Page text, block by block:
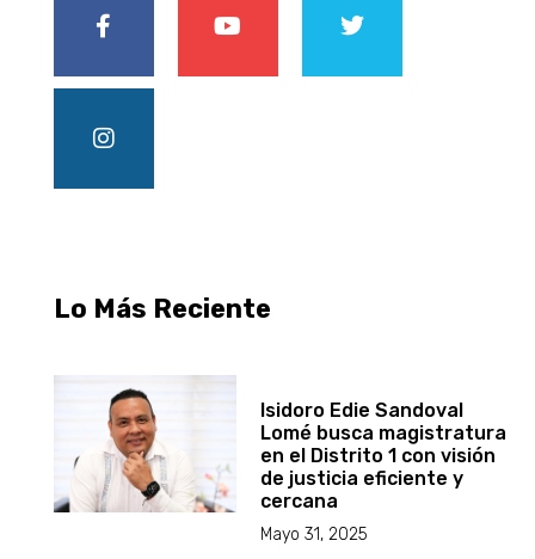
Lo Más Reciente
Isidoro Edie Sandoval
Lomé busca magistratura
en el Distrito 1 con visión
de justicia eficiente y
cercana
Mayo 31, 2025